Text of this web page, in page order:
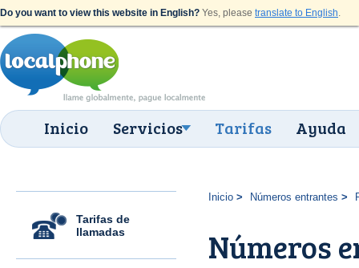
Do you want to view this website in English? Yes, please translate to English.
Inicio Servicios Tarifas Ayuda
Tarifas de
llamadas
Inicio Números entrantes
Números